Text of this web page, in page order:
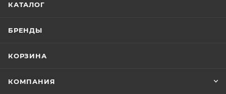
КАТАЛОГ
БРЕНДЫ
КОРЗИНА
КОМПАНИЯ